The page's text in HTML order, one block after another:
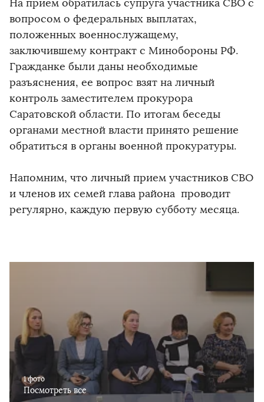
На прием обратилась супруга участника СВО с
вопросом о федеральных выплатах,
положенных военнослужащему,
заключившему контракт с Минобороны РФ.
Гражданке были даны необходимые
разъяснения, ее вопрос взят на личный
контроль заместителем прокурора
Саратовской области. По итогам беседы
органами местной власти принято решение
обратиться в органы военной прокуратуры.
Напомним, что личный прием участников СВО
и членов их семей глава района проводит
регулярно, каждую первую субботу месяца.
1 фото
Посмотреть все